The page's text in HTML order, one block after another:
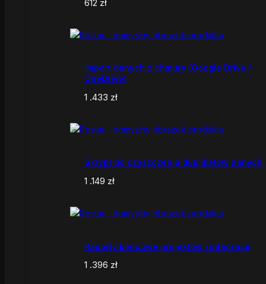
612 zł
Import danych z chmury (Google Drive /
OneDrive)
1 .433 zł
Skrypt do czyszczenia duplikatów danych
1 .149 zł
Raporty końcowe projektów i integracji
1 .396 zł